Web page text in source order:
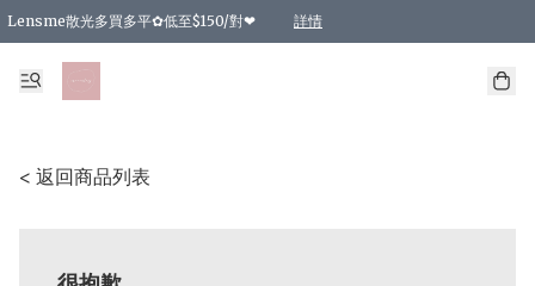
Lensme散光多買多平✿低至$150/對❤ 詳情
台灣Karacon⁩✧日拋 特價清貨❁⃘
日本韓國多款日/月拋現貨☼ 特價❤︎數量有限 售完即止
🇰🇷韓國多款月拋現貨 特價兩對$99✿數量有限 售完即止♫
精選商品，任選買2件或以上9 折；買4件或以上85 折；買6件或以上8 折
精選商品，任選買2件HKD 140.00；買4件HKD 260.00
精選商品，任選買2件HKD 190.00；買4件HKD 360.00
精選商品，任選買2件HKD 110.00；買4件HKD 180.00
精選商品，任選買2件HKD 170.00；買4件HKD 320.00
精選商品，任選買2件或以上減HKD 148.00
精選商品，任選買2件或以上減HKD 148.00
精選商品，任選買2件或以上95 折；買4件或以上9 折；買6件或以上85 折；買8件
精選商品，任選買12件或以上87 折
精選商品，任選買2件或以上減HKD 16.00；買4件或以上減HKD 32.00；買6
精選商品，任選買2件或以上95 折；買4件或以上9 折；買8件或以上85 折；買12
購物滿 HKD 800.00即享免運費優惠！（適用於 特定的送貨方式 )
< 返回商品列表